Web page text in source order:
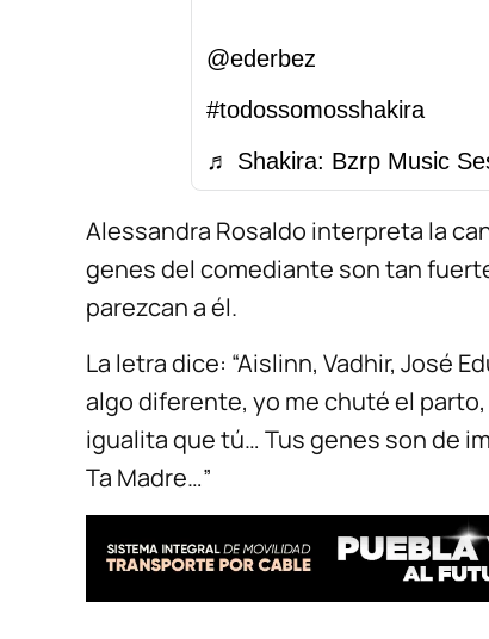
@ederbez
#todossomosshakira
♬ Shakira: Bzrp Music
Alessandra Rosaldo interpreta la
genes del comediante son tan
parezcan a él.
La letra dice: “Aislinn, Vadhir, José
algo diferente, yo me chuté el
igualita que tú… Tus genes son de
Ta Madre…”